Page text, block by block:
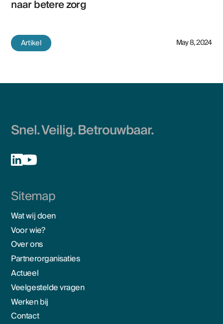
naar betere zorg
Artikel May 8, 2024
Snel. Veilig. Betrouwbaar.
Sitemap
Wat wij doen
Voor wie?
Over ons
Partnerorganisaties
Actueel
Veelgestelde vragen
Werken bij
Contact